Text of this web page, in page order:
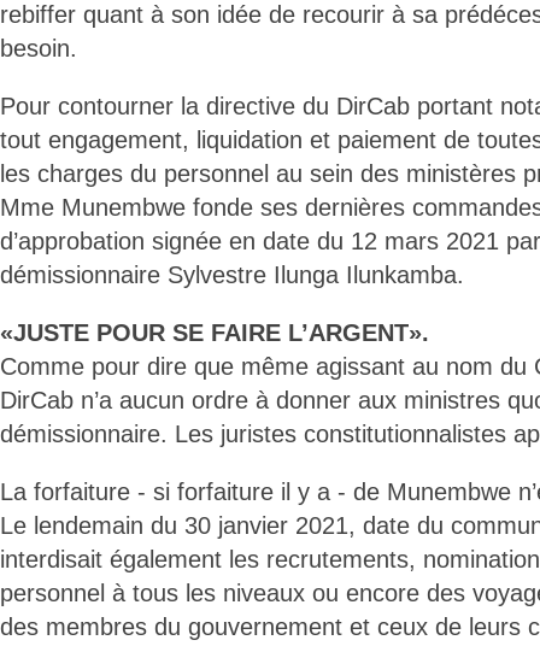
rebiffer quant à son idée de recourir à sa
besoin.
Pour contourner la directive du DirCab portant
tout engagement, liquidation et paiement de
les charges du personnel au sein des ministères
Mme Munembwe fonde ses dernières
d’approbation signée en date du 12 mars 2021
démissionnaire Sylvestre Ilunga Ilunkamba.
«JUSTE POUR SE FAIRE L’ARGENT».
Comme pour dire que même agissant au nom du
DirCab n’a aucun ordre à donner aux ministres
démissionnaire. Les juristes constitutionnalistes
La forfaiture - si forfaiture il y a - de Munembwe
Le lendemain du 30 janvier 2021, date du
interdisait également les recrutements,
personnel à tous les niveaux ou encore des
des membres du gouvernement et ceux de leurs